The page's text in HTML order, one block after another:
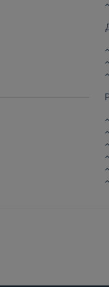
 Sign in
Ещё не